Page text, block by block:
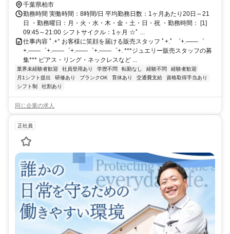
千葉県柏市
勤務時間 実働時間：8時間/日 平均勤務日数：1ヶ月あたり20日～21
日 ・勤務曜日：月・火・水・木・金・土・日・祝 ・勤務時間： [1]
09:45～21:00 シフトサイクル：1ヶ月 ☆ﾟ ...
仕事内容 ﾟ.+° お客様に笑顔を届ける販売スタッフ ﾟ+.ﾟ ゜+.――゜
+.――゜+.――゜+.――゜+.――゜+. ***ジュエリー販売スタッフの募
集*** ピアス・リング・ネックレスなど ...
業界未経験者歓迎 社員登用あり 学歴不問 転勤なし 経験不問
経験者歓迎
月1シフト提出
研修あり ブランクOK 育休あり 交通費支給
資格取得手当あり
シフト制
社割あり
同じ企業の求人
正社員